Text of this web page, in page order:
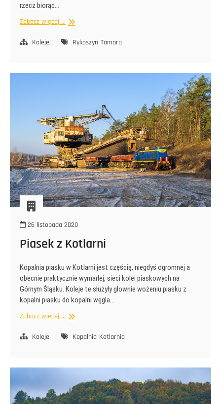
rzecz biorąc…
Zobacz więcej ... Rykoszyn
Koleje Rykoszyn Tamara
26 listopada 2020
Piasek z Kotlarni
Kopalnia piasku w Kotlarni jest częścią, niegdyś ogromnej a
obecnie praktycznie wymarłej, sieci kolei piaskowych na
Górnym Śląsku. Koleje te służyły głownie wożeniu piasku z
kopalni piasku do kopalni węgla…
Zobacz więcej ... Piasek
Kotlarni
Koleje Kopalnia Kotlarnia